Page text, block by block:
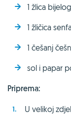
1 žlica
1 žličica
1 češanj
sol i papar
Priprema:
U velikoj